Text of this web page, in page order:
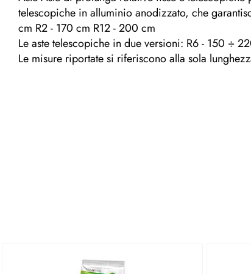
telescopiche in alluminio anodizzato, che
cm R2 - 170 cm R12 - 200 cm
Le aste telescopiche in due versioni: R6 - 150 ÷
Le misure riportate si riferiscono alla sola